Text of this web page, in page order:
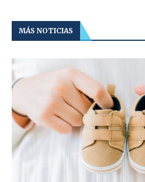
MÁS NOTICIAS